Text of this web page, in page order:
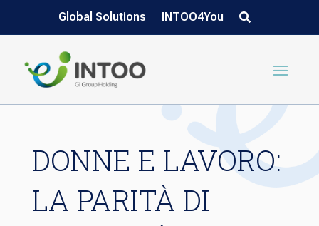
Global Solutions INTOO4You
DONNE E LAVORO:
LA PARITÀ DI